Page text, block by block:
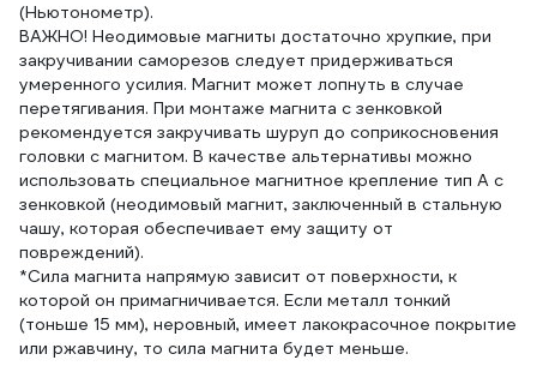
(Ньютонометр).
ВАЖНО! Неодимовые магниты достаточно хрупкие, при
закручивании саморезов следует придерживаться
умеренного усилия. Магнит может лопнуть в случае
перетягивания. При монтаже магнита с зенковкой
рекомендуется закручивать шуруп до соприкосновения
головки с магнитом. В качестве альтернативы можно
использовать специальное магнитное крепление тип А с
зенковкой (неодимовый магнит, заключенный в стальную
чашу, которая обеспечивает ему защиту от
повреждений).
*Сила магнита напрямую зависит от поверхности, к
которой он примагничивается. Если металл тонкий
(тоньше 15 мм), неровный, имеет лакокрасочное покрытие
или ржавчину, то сила магнита будет меньше.